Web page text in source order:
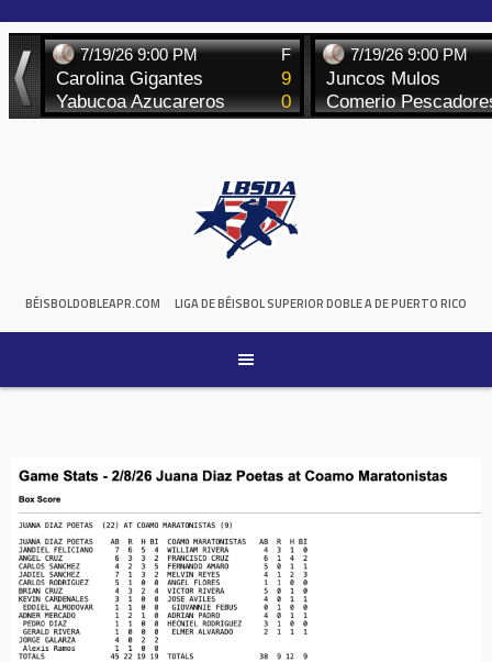
to
content
BÉISBOLDOBLEAPR.COM LIGA DE BÉISBOL SUPERIOR DOBLE A DE PUERTO RICO